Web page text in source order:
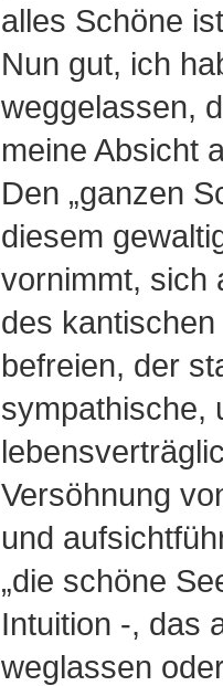
alles Schöne
Nun gut, ich
weggelassen,
meine Absicht
Den „ganzen
diesem
vornimmt, sich
des
befreien, der
sympathische,
Versöhnung
und
„die schöne
Intuition -, das
weglassen